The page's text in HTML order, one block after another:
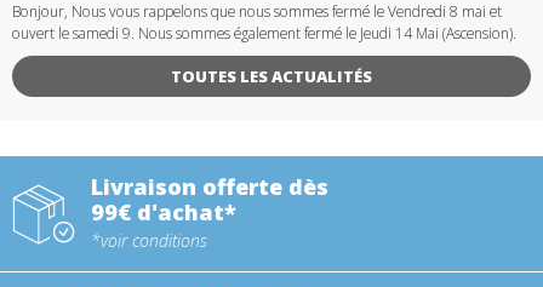
Bonjour, Nous vous rappelons que nous sommes fermé le Vendredi 8 mai et
ouvert le samedi 9. Nous sommes également fermé le Jeudi 14 Mai (Ascension).
TOUTES LES ACTUALITÉS
Livraison offerte dès
99€ d'achat*
*voir conditions